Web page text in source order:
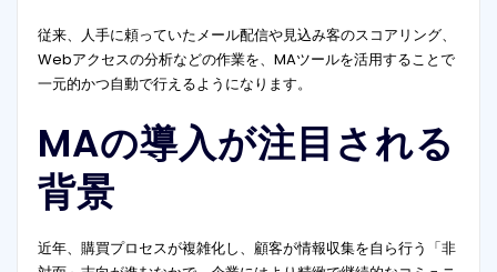
従来、人手に頼っていたメール配信や見込み客のスコアリング、
Webアクセスの分析などの作業を、MAツールを活用することで
一元的かつ自動で行えるようになります。
MAの導入が注目される
背景
近年、購買プロセスが複雑化し、顧客が情報収集を自ら行う「非